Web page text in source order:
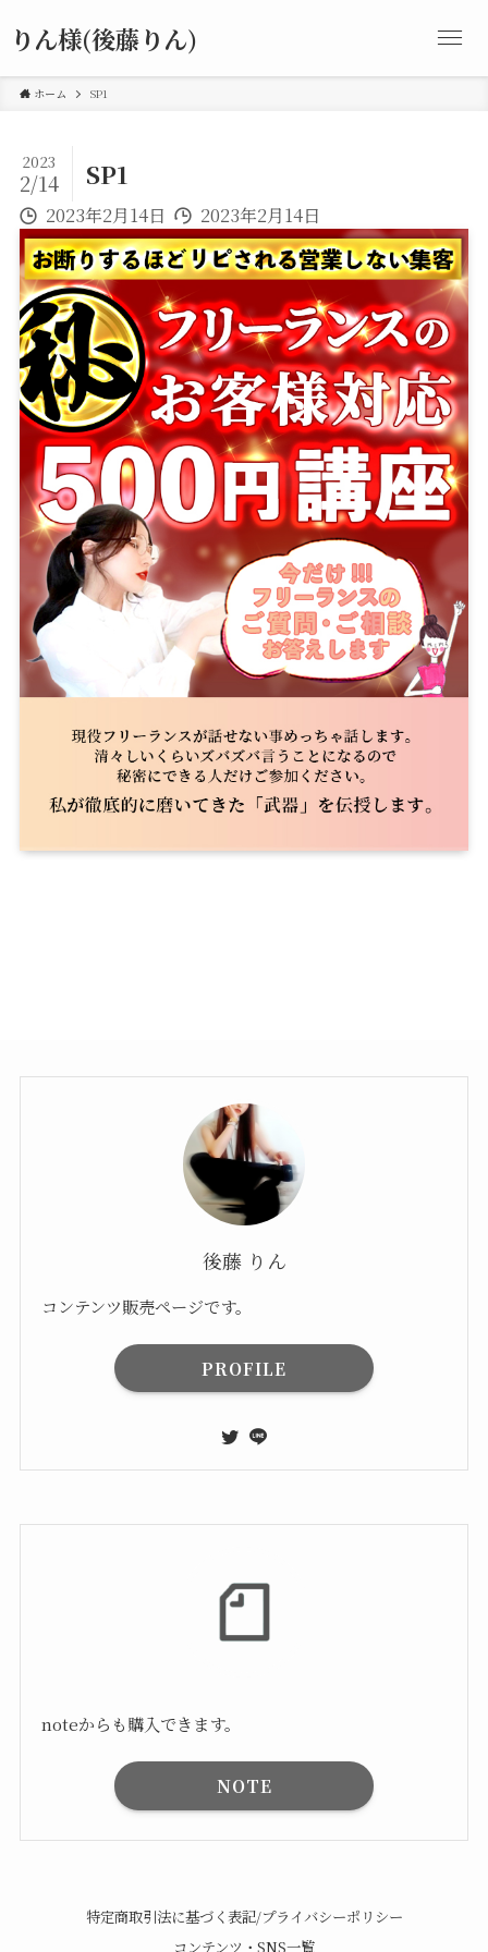
りん様(後藤りん)
ホーム SP1
SP1
2023
2/14
2023年2月14日 2023年2月14日
後藤 りん
コンテンツ販売ページです。
PROFILE
noteからも購入できます。
NOTE
特定商取引法に基づく表記/プライバシーポリシー
コンテンツ・SNS一覧